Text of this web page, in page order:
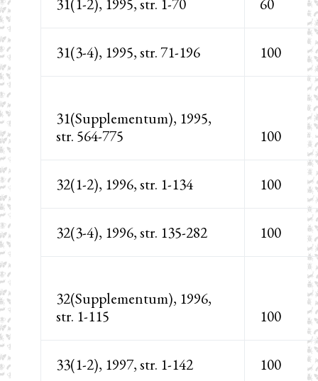
31(1-2), 1995, str. 1-70 60
31(3-4), 1995, str. 71-196 100
31(Supplementum), 1995,
str. 564-775
100
32(1-2), 1996, str. 1-134 100
32(3-4), 1996, str. 135-282 100
32(Supplementum), 1996,
str. 1-115
100
33(1-2), 1997, str. 1-142 100